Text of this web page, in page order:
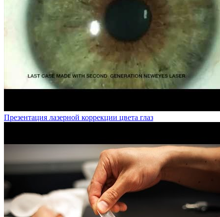
Презентация лазерной коррекции цвета глаз